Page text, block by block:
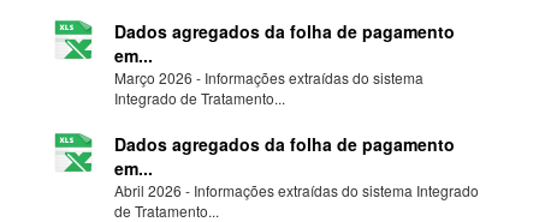
Dados agregados da folha de pagamento
em...
Março 2026 - Informações extraídas do sistema
Integrado de Tratamento...
Dados agregados da folha de pagamento
em...
Abril 2026 - Informações extraídas do sistema Integrado
de Tratamento...